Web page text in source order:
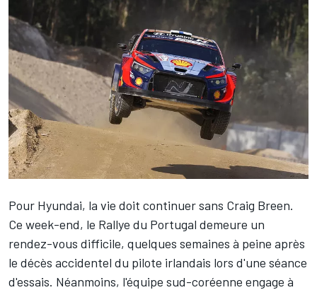
Pour Hyundai, la vie doit continuer sans Craig Breen.
Ce week-end, le Rallye du Portugal demeure un
rendez-vous difficile, quelques semaines à peine après
le décès accidentel du pilote irlandais lors d'une séance
d'essais. Néanmoins, l'équipe sud-coréenne engage à